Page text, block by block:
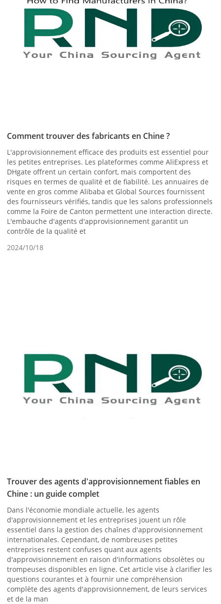
Comment trouver des fabricants en Chine ?
L'approvisionnement efficace des produits est essentiel pour
les petites entreprises. Les plateformes comme AliExpress et
DHgate offrent un certain confort, mais comportent des
risques en termes de qualité et de fiabilité. Les annuaires de
vente en gros comme Alibaba et Global Sources fournissent
des fournisseurs vérifiés, tandis que les salons professionnels
comme la Foire de Canton permettent une interaction directe.
L'embauche d'agents d'approvisionnement garantit un
contrôle de la qualité et
2024/10/18
Trouver des agents d'approvisionnement fiables en
Chine : un guide complet
Dans l'économie mondiale actuelle, les agents
d'approvisionnement et les entreprises jouent un rôle
essentiel dans la gestion des chaînes d'approvisionnement
internationales. Cependant, de nombreuses petites
entreprises restent confuses quant aux agents
d'approvisionnement en raison d'informations obsolètes ou
trompeuses disponibles en ligne. Cet article vise à clarifier les
questions courantes et à fournir une compréhension
complète des agents d'approvisionnement, de leurs services
et de la man